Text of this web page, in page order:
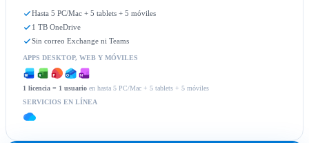
Hasta 5 PC/Mac + 5 tablets + 5 móviles
1 TB OneDrive
Sin correo Exchange ni Teams
APPS DESKTOP, WEB Y MÓVILES
1 licencia = 1 usuario en hasta 5 PC/Mac + 5 tablets + 5 móviles
SERVICIOS EN LÍNEA